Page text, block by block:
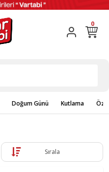
0
Doğum Günü Kutlama
Sırala